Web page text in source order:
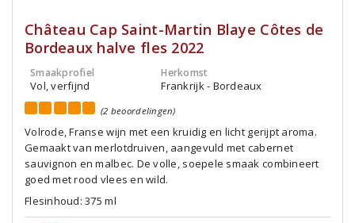
Château Cap Saint-Martin Blaye Côtes de
Bordeaux halve fles 2022
Smaakprofiel
Vol, verfijnd
Herkomst
Frankrijk - Bordeaux
(2 beoordelingen)
Volrode, Franse wijn met een kruidig en licht gerijpt aroma.
Gemaakt van merlotdruiven, aangevuld met cabernet
sauvignon en malbec. De volle, soepele smaak combineert
goed met rood vlees en wild.
Flesinhoud: 375 ml